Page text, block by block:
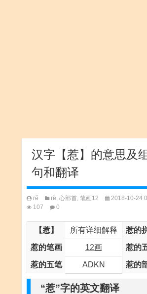
汉字【惹】的意思及
句和翻译
rě rě, 心部首, 笔画12
2018-10-24
107
0
【惹】 所有详细解释 惹的
惹的笔画 12画 惹的
惹的五笔 ADKN 惹的
“惹”字的英文翻译